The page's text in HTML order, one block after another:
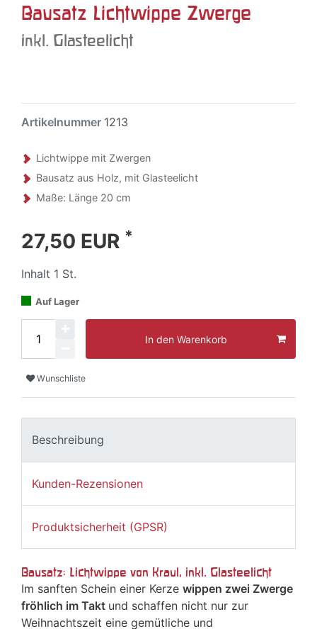
Bausatz Lichtwippe Zwerge
inkl. Glasteelicht
Artikelnummer 1213
Lichtwippe mit Zwergen
Bausatz aus Holz, mit Glasteelicht
Maße: Länge 20 cm
27,50 EUR *
Inhalt 1 St.
Auf Lager
In den Warenkorb
Wunschliste
Beschreibung
Kunden-Rezensionen
Produktsicherheit (GPSR)
Bausatz: Lichtwippe von Kraul, inkl. Glasteelicht
Im sanften Schein einer Kerze wippen zwei Zwerge
fröhlich im Takt und schaffen nicht nur zur
Weihnachtszeit eine gemütliche und